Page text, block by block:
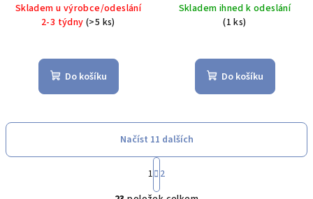
Skladem u výrobce/odeslání
2-3 týdny(>5 ks)
Do košíku
Skladem ihned k odeslání
(1 ks)
Do košíku
O
Načíst 11 dalších
S
t
r
1 2